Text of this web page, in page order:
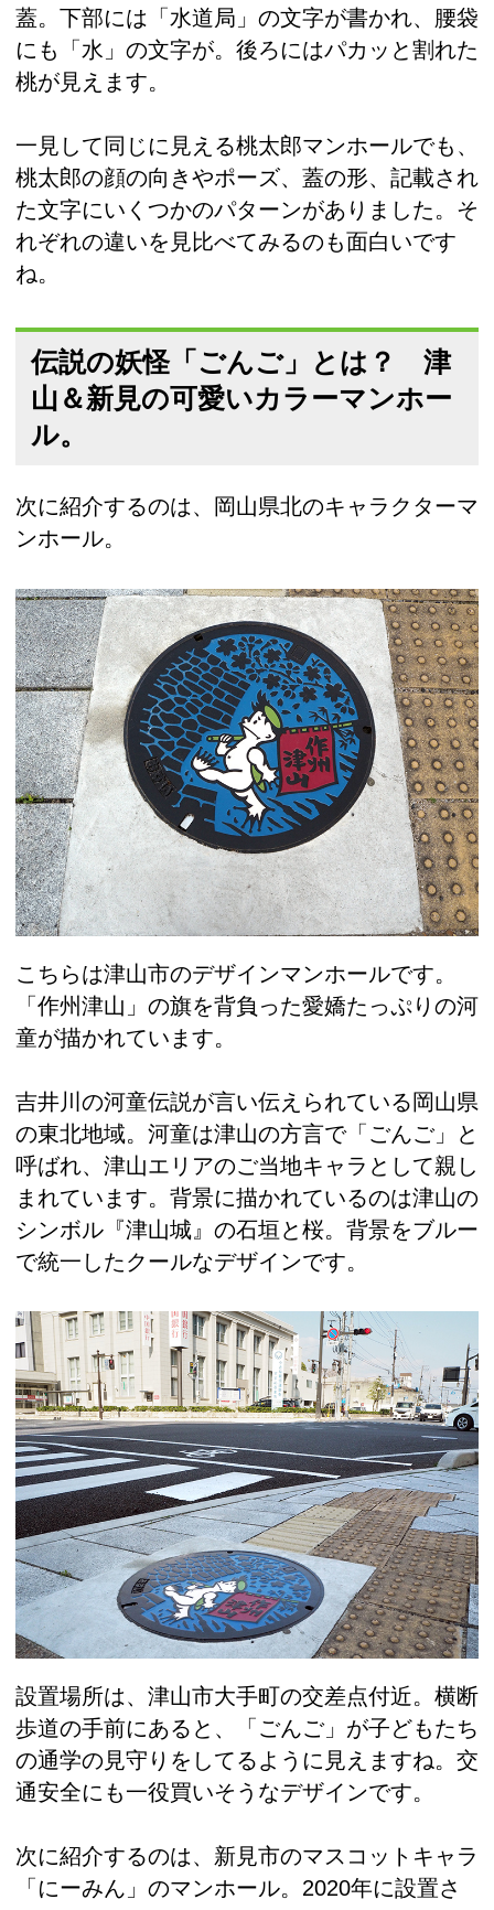
蓋。下部には「水道局」の文字が書かれ、腰袋
にも「水」の文字が。後ろにはパカッと割れた
桃が見えます。
一見して同じに見える桃太郎マンホールでも、
桃太郎の顔の向きやポーズ、蓋の形、記載され
た文字にいくつかのパターンがありました。そ
れぞれの違いを見比べてみるのも面白いです
ね。
伝説の妖怪「ごんご」とは？ 津
山＆新見の可愛いカラーマンホー
ル。
次に紹介するのは、岡山県北のキャラクターマ
ンホール。
こちらは津山市のデザインマンホールです。
「作州津山」の旗を背負った愛嬌たっぷりの河
童が描かれています。
吉井川の河童伝説が言い伝えられている岡山県
の東北地域。河童は津山の方言で「ごんご」と
呼ばれ、津山エリアのご当地キャラとして親し
まれています。背景に描かれているのは津山の
シンボル『津山城』の石垣と桜。背景をブルー
で統一したクールなデザインです。
設置場所は、津山市大手町の交差点付近。横断
歩道の手前にあると、「ごんご」が子どもたち
の通学の見守りをしてるように見えますね。交
通安全にも一役買いそうなデザインです。
次に紹介するのは、新見市のマスコットキャラ
「にーみん」のマンホール。2020年に設置さ